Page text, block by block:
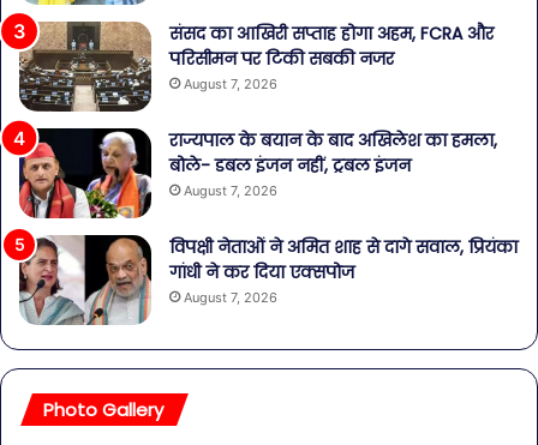
संसद का आखिरी सप्ताह होगा अहम, FCRA और
परिसीमन पर टिकी सबकी नजर
August 7, 2026
राज्यपाल के बयान के बाद अखिलेश का हमला,
बोले- डबल इंजन नहीं, ट्रबल इंजन
August 7, 2026
विपक्षी नेताओं ने अमित शाह से दागे सवाल, प्रियंका
गांधी ने कर दिया एक्सपोज
August 7, 2026
Photo Gallery